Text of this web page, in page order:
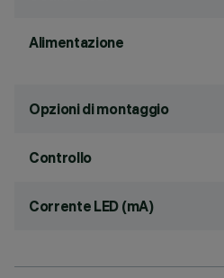
Alimentazione
Opzioni di montaggio
Controllo
Corrente LED (mA)